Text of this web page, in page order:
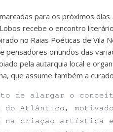
para os próximos
recebe o encontro
no Raias Poéticas de Vila
pensadores oriundos das
pela autarquia local e
que assume também a
de alargar o
do Atlântico,
na criação